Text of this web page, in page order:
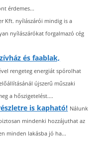
érdemes...
Kft. nyílászárói mindig is a
nyílászárókat forgalmazó cég
és faablak,
rengeteg energiát spórolhat
újszerű műszaki
a hőszigetelést....
is kapható! Nálunk
mindenki hozzájuthat az
minden lakásba jó ha...